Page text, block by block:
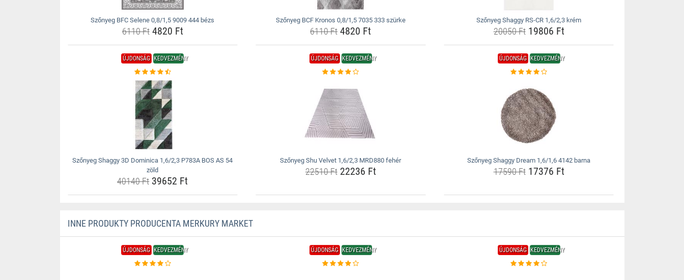
Szőnyeg BFC Selene 0,8/1,5 9009 444 bézs
6110 Ft4820 Ft
Szőnyeg BCF Kronos 0,8/1,5 7035 333 szürke
6110 Ft4820 Ft
Szőnyeg Shaggy RS-CR 1,6/2,3 krém
20050 Ft19806 Ft
ÚJDONSÁG KEDVEZMÉNY
Szőnyeg Shaggy 3D Dominica 1,6/2,3 P783A BOS AS 54
zöld
40140 Ft39652 Ft
ÚJDONSÁG KEDVEZMÉNY
Szőnyeg Shu Velvet 1,6/2,3 MRD880 fehér
22510 Ft22236 Ft
ÚJDONSÁG KEDVEZMÉNY
Szőnyeg Shaggy Dream 1,6/1,6 4142 barna
17590 Ft17376 Ft
INNE PRODUKTY PRODUCENTA MERKURY MARKET
ÚJDONSÁG KEDVEZMÉNY ÚJDONSÁG KEDVEZMÉNY ÚJDONSÁG KEDVEZMÉNY